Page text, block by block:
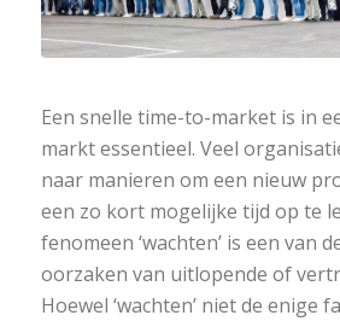
Een snelle time-to-market is in
markt essentieel. Veel
naar manieren om een nieuw
een zo kort mogelijke tijd op te
fenomeen ‘wachten’ is een van
oorzaken van uitlopende of
Hoewel ‘wachten’ niet de enige